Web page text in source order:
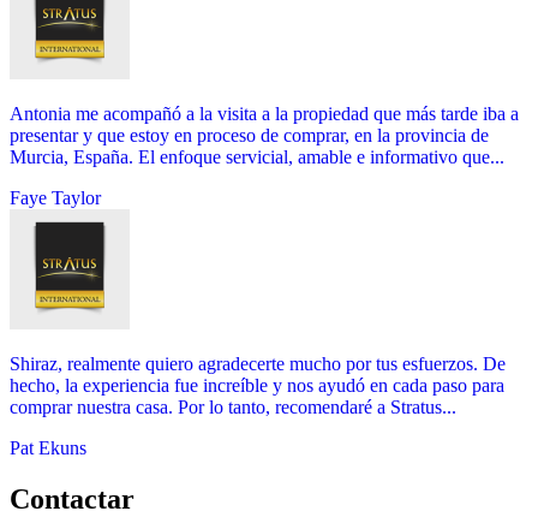
Antonia me acompañó a la visita a la propiedad que más tarde iba a
presentar y que estoy en proceso de comprar, en la provincia de
Murcia, España. El enfoque servicial, amable e informativo que...
Faye Taylor
Shiraz, realmente quiero agradecerte mucho por tus esfuerzos. De
hecho, la experiencia fue increíble y nos ayudó en cada paso para
comprar nuestra casa. Por lo tanto, recomendaré a Stratus...
Pat Ekuns
Contactar